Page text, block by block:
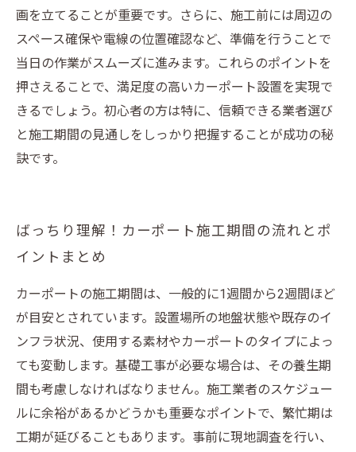
画を立てることが重要です。さらに、施工前には周辺の
スペース確保や電線の位置確認など、準備を行うことで
当日の作業がスムーズに進みます。これらのポイントを
押さえることで、満足度の高いカーポート設置を実現で
きるでしょう。初心者の方は特に、信頼できる業者選び
と施工期間の見通しをしっかり把握することが成功の秘
訣です。
ばっちり理解！カーポート施工期間の流れとポ
イントまとめ
カーポートの施工期間は、一般的に1週間から2週間ほど
が目安とされています。設置場所の地盤状態や既存のイ
ンフラ状況、使用する素材やカーポートのタイプによっ
ても変動します。基礎工事が必要な場合は、その養生期
間も考慮しなければなりません。施工業者のスケジュー
ルに余裕があるかどうかも重要なポイントで、繁忙期は
工期が延びることもあります。事前に現地調査を行い、